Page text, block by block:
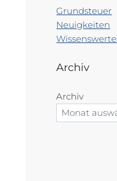
Grundsteuer
Neuigkeiten
Archiv
Archiv